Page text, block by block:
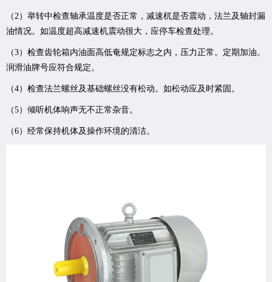
（2）举转中检查轴承温度是否正常，减速杌是否震动，法兰及轴封漏
油情况。如温度超高减速机震动很大，应停车检查处理。
（3）检查齿轮箱内油面高低奄规定标志之内，压力正常。定期加油。
润滑油牌号应符合规定。
（4）检查法兰螺丝及基础螺丝没有松动。如松动应及时紧固。
（5）倾听机体响声无不正常杂音。
（6）经常保持机体及操作环境的清洁。